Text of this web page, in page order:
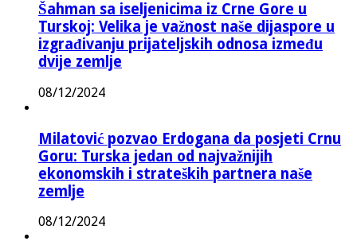
Šahman sa iseljenicima iz Crne Gore u
Turskoj: Velika je važnost naše dijaspore u
izgrađivanju prijateljskih odnosa između
dvije zemlje
08/12/2024
Milatović pozvao Erdogana da posjeti Crnu
Goru: Turska jedan od najvažnijih
ekonomskih i strateških partnera naše
zemlje
08/12/2024